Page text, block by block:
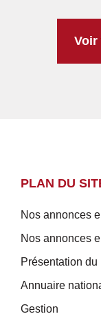
Voir
PLAN DU
Nos annonces
Nos annonces
Présentation du
Annuaire
Gestion